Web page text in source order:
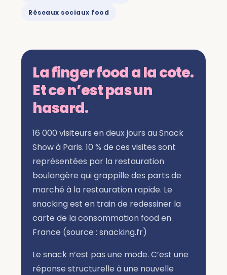
Réseaux sociaux food
La finger food a la cote.
Et ce n’est pas un
hasard.
16 000 visiteurs en deux jours au Snack
Show à Paris. 10 % de ces visites sont
représentées par la restauration
boulangère qui grappille des parts de
marché à la restauration rapide. Le
snacking est en train de redessiner la
carte de la consommation food en
France (source : snacking.fr)
Le snack n’est pas une mode. C’est une
réponse structurelle à une nouvelle